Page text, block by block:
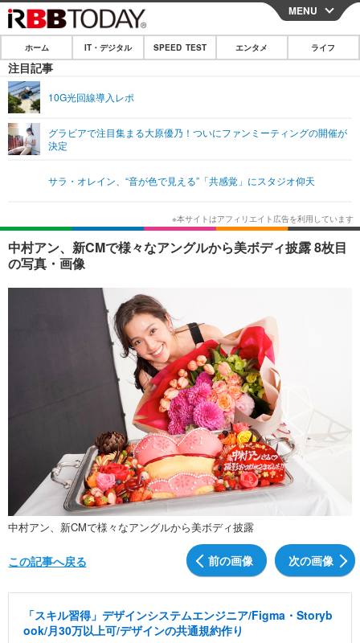
CLOSE
ホーム
IT・デジタル
ショッピング その他
SPEED TEST
エンタメ
エンタメTOP 映画・ドラマ
韓国・芸能
音楽 スポーツ
ショッピング その他
ライフTOP グルメ
ペット ショッピング
その他
リリース一覧
プッシュ通知の停止方法
MENU
ホーム IT・デジタル SPEED TEST エンタメ ライフ
注目記事
10G光回線導入レポ
グラビアで注目集まる大原優乃！ついにファンミーティングの開催が
決定
サラ・オレイン、“音が色で見える”「共感覚」にスタジオ仰天
中村アン、新CMで様々なアングルから美ボディ披露 8枚目
の写真・画像
中村アン、新CMで様々なアングルから美ボディ披露
前の画像 次の画像
この記事へ戻る
「スキル習得」デザインシステムエンジニア/Figma・Storyb
ook/月30万以上可/デザインの共通規約作り